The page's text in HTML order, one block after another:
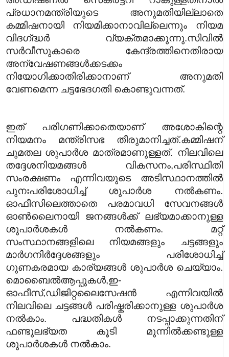
പ്രധാനമന്ത്രിയുടെ അനുമതിയില്ലാതെ
കമ്മിഷനായി നിയമിക്കാനാവില്ലെന്നും നിയമ
വിദഗ്‌ദ്ധർ വ്യക്തമാക്കുന്നു.സിവിൽ
സർവീസുകാരെ കേന്ദ്രത്തിനെതിരായ
അന്വേഷണങ്ങൾക്കടക്കം
നിയോഗിക്കാതിരിക്കാനാണ് അനുമതി
വേണമെന്ന ചട്ടഭേദഗതി കൊണ്ടുവന്നത്.
ഇത് പരിഗണിക്കാതെയാണ് അശോകിന്റെ
നിയമനം മന്ത്രിസഭ തീരുമാനിച്ചത്.കമ്മിഷന്
ചുമതല ശുപാർശ മാത്രമാണുള്ളത്. നിലവിലെ
തദ്ദേശനിയമങ്ങൾ വികസനം,പരിസ്ഥിതി
സംരക്ഷണം എന്നിവയുടെ അടിസ്ഥാനത്തിൽ
പുനഃപരിശോധിച്ച് ശുപാർശ നൽകണം.
ഓഫീസിലെത്താതെ പരമാവധി സേവനങ്ങൾ
ഓൺലൈനായി ജനങ്ങൾക്ക് ലഭ്യമാക്കാനുള്ള
ശുപാർശകൾ നൽകണം. മറ്റ്
സംസ്ഥാനങ്ങളിലെ നിയമങ്ങളും ചട്ടങ്ങളും
മാർഗനിർദ്ദേശങ്ങളും പരിശോധിച്ച്
ഗുണകരമായ കാര്യങ്ങൾ ശുപാർശ ചെയ്യാം.
മൊബൈൽആപ്പുകൾ,ഇ-
ഓഫീസ്,ഡിജിറ്റലൈസേഷൻ എന്നിവയിൽ
നിലവിലെ ചട്ടങ്ങൾ പരിഷ്കരിക്കാനുള്ള ശുപാർശ
നൽകാം. പദ്ധതികൾ നടപ്പാക്കുന്നതിന്
ഫണ്ടുലഭ്യത കൂടി മുന്നിൽക്കണ്ടുള്ള
ശുപാർശകൾ നൽകാം.